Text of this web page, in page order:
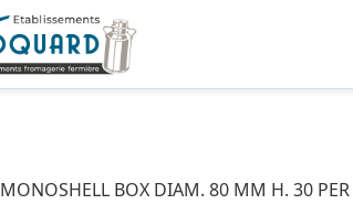
MONOSHELL BOX DIAM. 80 MM H. 30